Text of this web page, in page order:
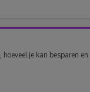
je kan besparen en